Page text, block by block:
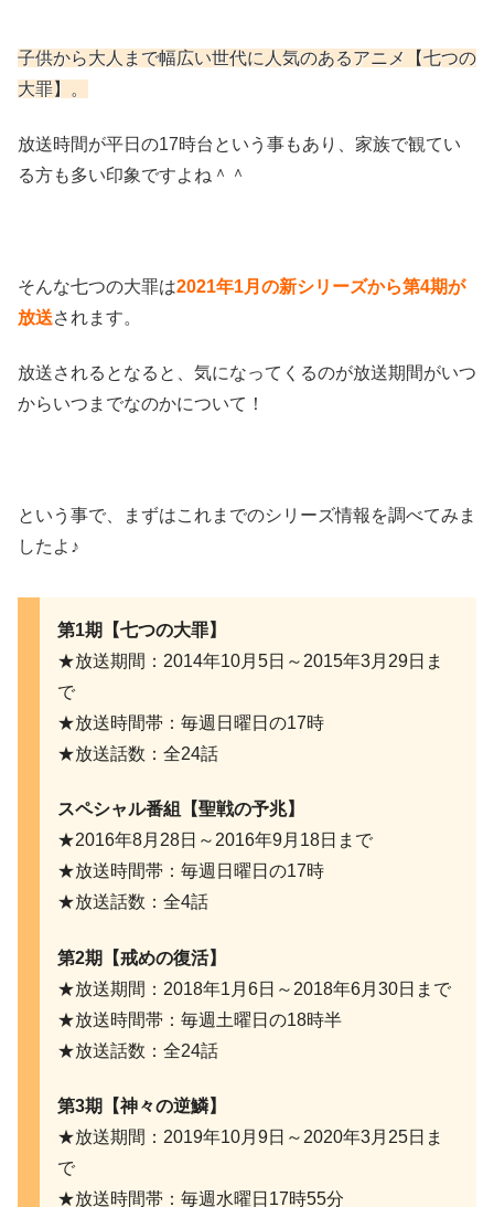
子供から大人まで幅広い世代に人気のあるアニメ【七つの
大罪】。
放送時間が平日の17時台という事もあり、家族で観てい
る方も多い印象ですよね＾＾
そんな七つの大罪は2021年1月の新シリーズから第4期が
放送されます。
放送されるとなると、気になってくるのが放送期間がいつ
からいつまでなのかについて！
という事で、まずはこれまでのシリーズ情報を調べてみま
したよ♪
第1期【七つの大罪】
★放送期間：2014年10月5日～2015年3月29日ま
で
★放送時間帯：毎週日曜日の17時
★放送話数：全24話
スペシャル番組【聖戦の予兆】
★2016年8月28日～2016年9月18日まで
★放送時間帯：毎週日曜日の17時
★放送話数：全4話
第2期【戒めの復活】
★放送期間：2018年1月6日～2018年6月30日まで
★放送時間帯：毎週土曜日の18時半
★放送話数：全24話
第3期【神々の逆鱗】
★放送期間：2019年10月9日～2020年3月25日ま
で
★放送時間帯：毎週水曜日17時55分